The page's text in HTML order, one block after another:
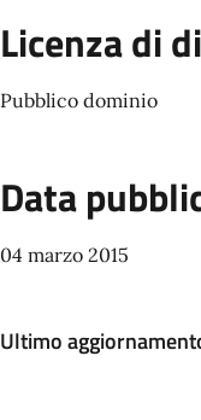
Licenza di
Pubblico dominio
Data
04 marzo 2015
Ultimo